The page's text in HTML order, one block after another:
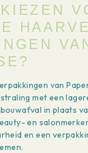
van
met een
in plaats
en
en een